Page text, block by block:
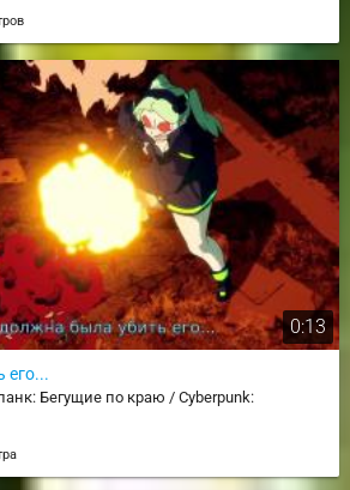
0:13
его...
Бегущие по краю / Cyberpunk: